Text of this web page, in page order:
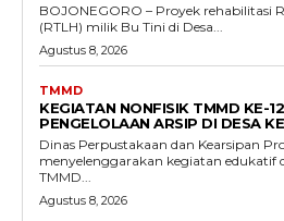
BOJONEGORO – Proyek rehabilitasi
(RTLH) milik Bu Tini di Desa...
Agustus 8, 2026
TMMD
KEGIATAN NONFISIK TMMD KE-
PENGELOLAAN ARSIP DI DESA
Dinas Perpustakaan dan Kearsipan
menyelenggarakan kegiatan edukatif
TMMD...
Agustus 8, 2026